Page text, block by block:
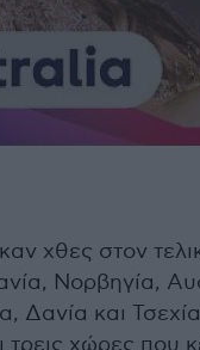
χθες στον
Νορβηγία,
Δανία και
χώρες που